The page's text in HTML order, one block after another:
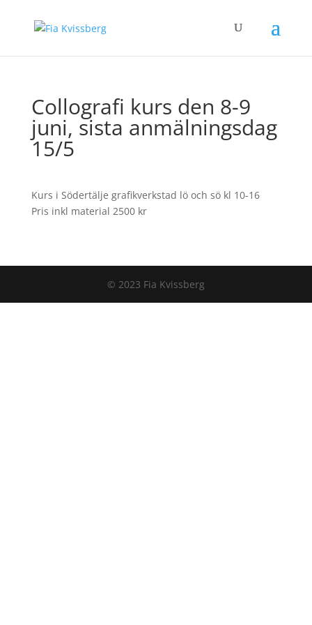
Collografi kurs den 8-9
juni, sista anmälningsdag
15/5
Kurs i Södertälje grafikverkstad lö och sö kl 10-16
Pris inkl material 2500 kr
© 2023 Fia Kvissberg